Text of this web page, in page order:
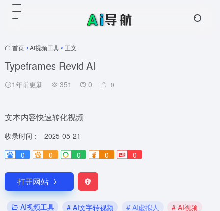
首页 • AI视频工具 • 正文
Typeframes Revid AI
1年前更新 351 0 0
文本内容快速转化视频
收录时间：
2025-05-21
0
0 0 0 0
打开网站
AI视频工具 # AI文字转视频 # AI虚拟人
# AI视频